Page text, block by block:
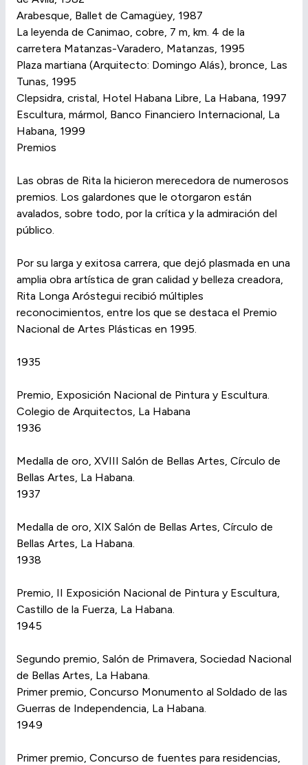
Arabesque, Ballet de Camagüey, 1987
La leyenda de Canimao, cobre, 7 m, km. 4 de la
carretera Matanzas-Varadero, Matanzas, 1995
Plaza martiana (Arquitecto: Domingo Alás), bronce, Las
Tunas, 1995
Clepsidra, cristal, Hotel Habana Libre, La Habana, 1997
Escultura, mármol, Banco Financiero Internacional, La
Habana, 1999
Premios
Las obras de Rita la hicieron merecedora de numerosos
premios. Los galardones que le otorgaron están
avalados, sobre todo, por la crítica y la admiración del
público.
Por su larga y exitosa carrera, que dejó plasmada en una
amplia obra artística de gran calidad y belleza creadora,
Rita Longa Aróstegui recibió múltiples
reconocimientos, entre los que se destaca el Premio
Nacional de Artes Plásticas en 1995.
1935
Premio, Exposición Nacional de Pintura y Escultura.
Colegio de Arquitectos, La Habana
1936
Medalla de oro, XVIII Salón de Bellas Artes, Círculo de
Bellas Artes, La Habana.
1937
Medalla de oro, XIX Salón de Bellas Artes, Círculo de
Bellas Artes, La Habana.
1938
Premio, II Exposición Nacional de Pintura y Escultura,
Castillo de la Fuerza, La Habana.
1945
Segundo premio, Salón de Primavera, Sociedad Nacional
de Bellas Artes, La Habana.
Primer premio, Concurso Monumento al Soldado de las
Guerras de Independencia, La Habana.
1949
Primer premio, Concurso de fuentes para residencias,